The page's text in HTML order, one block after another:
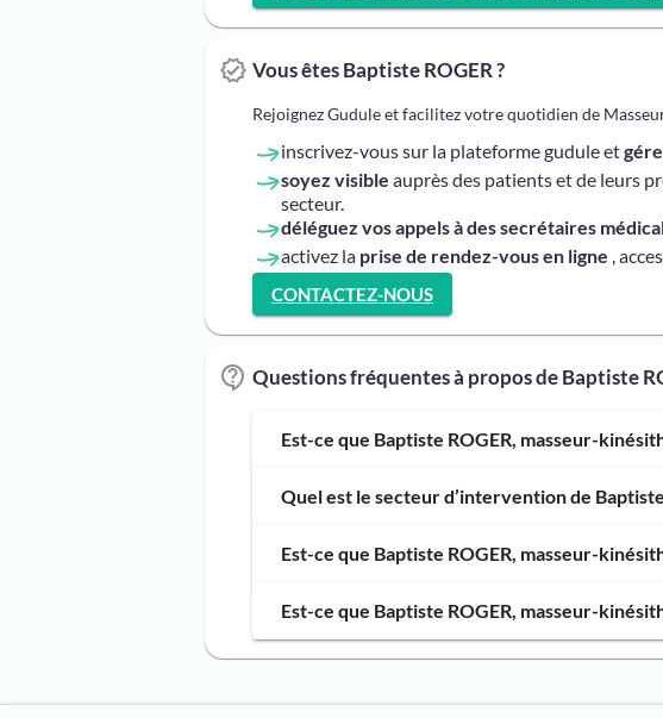
Vous êtes Baptiste ROGER ?
Rejoignez Gudule et facilitez votre quotidien de
inscrivez-vous sur la plateforme gudule et
soyez visible auprès des patients et de leurs
secteur.
déléguez vos appels à des secrétaires
activez la prise de rendez-vous en ligne ,
CONTACTEZ-NOUS
Questions fréquentes à propos de Baptiste
Est-ce que Baptiste ROGER, masseur-
Quel est le secteur d’intervention de
Est-ce que Baptiste ROGER, masseur-
Est-ce que Baptiste ROGER, masseur-